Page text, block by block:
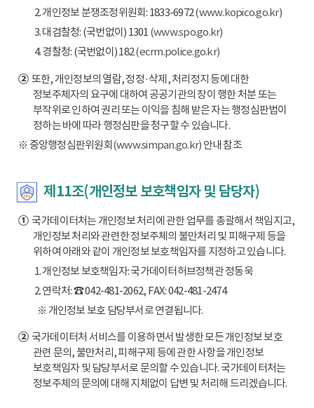
2. 개인정보 분쟁조정위원회: 1833-6972(www.kopico.go.kr)
3. 대검찰청: (국번없이) 1301 (www.spo.go.kr)
4. 경찰청: (국번없이) 182(ecrm.police.go.kr)
②또한, 개인정보의 열람, 정정·삭제, 처리정지 등에 대한
정보주체자의 요구에 대하여 공공기관의 장이 행한 처분 또는
부작위로 인하여 권리 또는 이익을 침해 받은 자는 행정심판법이
정하는 바에 따라 행정심판을 청구할 수 있습니다.
※ 중앙행정심판위원회(www.simpan.go.kr) 안내 참조
제11조(개인정보 보호책임자 및 담당자)
①국가데이터처는 개인정보 처리에 관한 업무를 총괄해서 책임지고,
개인정보 처리와 관련한 정보주체의 불만처리 및 피해구제 등을
위하여 아래와 같이 개인정보 보호책임자를 지정하고 있습니다.
1. 개인정보 보호책임자: 국가데이터허브정책관 정동욱
2. 연락처: ☎ 042-481-2062, FAX: 042-481-2474
※ 개인정보 보호 담당부서로 연결됩니다.
②국가데이터처 서비스를 이용하면서 발생한 모든 개인정보 보호
관련 문의, 불만처리, 피해구제 등에 관한 사항을 개인정보
보호책임자 및 담당부서로 문의할 수 있습니다. 국가데이터처는
정보주체의 문의에 대해 지체없이 답변 및 처리해 드리겠습니다.